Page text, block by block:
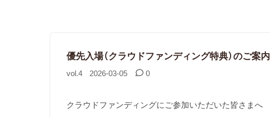
優先入場（クラウドファンディング特典）のご案内
vol.4 2026-03-05 0
クラウドファンディングにご参加いただいた皆さまへ